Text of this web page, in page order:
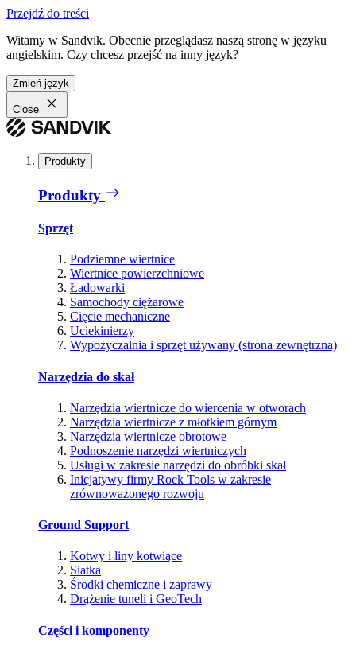
Przejdź do treści
Witamy w Sandvik. Obecnie przeglądasz naszą stronę w języku
angielskim. Czy chcesz przejść na inny język?
Zmień język
Close
Produkty
Produkty
Sprzęt
Podziemne wiertnice
Wiertnice powierzchniowe
Ładowarki
Samochody ciężarowe
Cięcie mechaniczne
Uciekinierzy
Wypożyczalnia i sprzęt używany (strona zewnętrzna)
Narzędzia do skał
Narzędzia wiertnicze do wiercenia w otworach
Narzędzia wiertnicze z młotkiem górnym
Narzędzia wiertnicze obrotowe
Podnoszenie narzędzi wiertniczych
Usługi w zakresie narzędzi do obróbki skał
Inicjatywy firmy Rock Tools w zakresie
zrównoważonego rozwoju
Ground Support
Kotwy i liny kotwiące
Siatka
Środki chemiczne i zaprawy
Drążenie tuneli i GeoTech
Części i komponenty